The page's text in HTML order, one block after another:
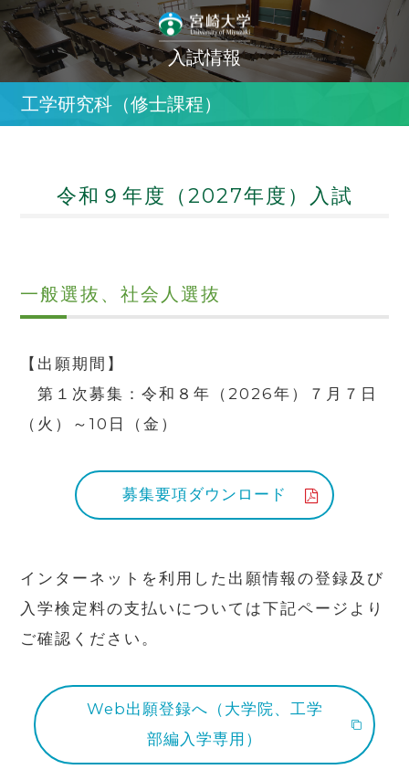
入試情報
工学研究科（修士課程）
令和９年度（2027年度）入試
一般選抜、社会人選抜
【出願期間】
第１次募集：令和８年（2026年）７月７日
（火）～10日（金）
募集要項ダウンロード
インターネットを利用した出願情報の登録及び
入学検定料の支払いについては下記ページより
ご確認ください。
Web出願登録へ（大学院、工学
部編入学専用）